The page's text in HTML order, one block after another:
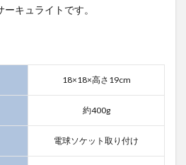
キュライトです。
18×18×高さ19cm
約400g
電球ソケット取り付け